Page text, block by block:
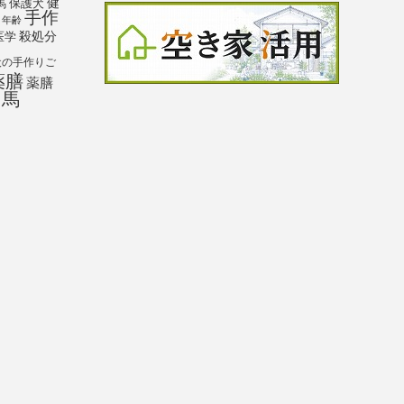
保護犬 健
年齢 手作
学 殺処分
手作りご
膳薬膳
馬